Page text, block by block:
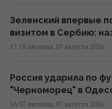
Зеленский впервые
визитом в Сербию:
17:18 пятница, 07 августа 2026
Россия ударила по
"Черноморец" в
16:37 пятница, 07 августа 2026